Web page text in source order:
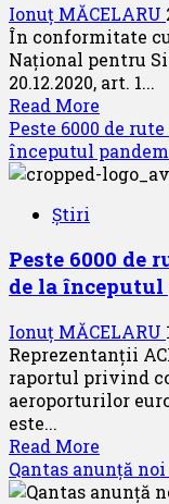
în
Turcia
Ionuț MĂCELARU
În conformitate
Național pentru
20.12.2020, art. 1...
Read More
more
about
Anunț
aveau
spre
/
dinspre
Peste 6000 de
începutul
Știri
Peste 6000 de
de la începutul
Ionuț MĂCELARU
Reprezentanții
raportul privind
aeroporturilor
este...
Read More
more
about
Qantas anunță